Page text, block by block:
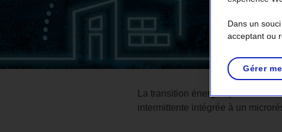
La transition énergétique aux
intermittente intégrée à un
Dans un
acceptant ou
Gérer